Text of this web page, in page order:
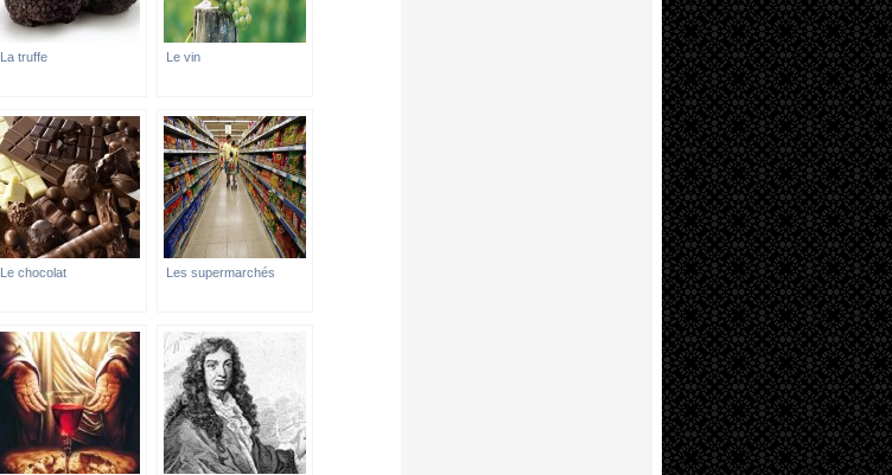
La truffe Le vin
Le chocolat Les supermarchés